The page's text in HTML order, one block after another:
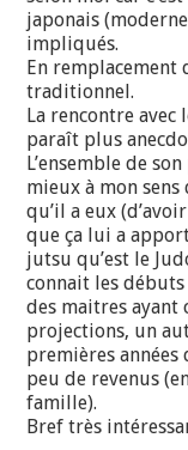
japonais
impliqués.
En
traditionnel.
La rencontre avec
paraît plus
L’ensemble de
mieux à mon
qu’il a eux
que ça lui a
jutsu qu’est le
connait les
des maitres ayant
projections, un
premières années
peu de revenus
famille).
Bref très